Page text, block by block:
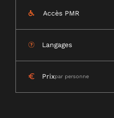
Accès PMR
Langages
Prixpar personne